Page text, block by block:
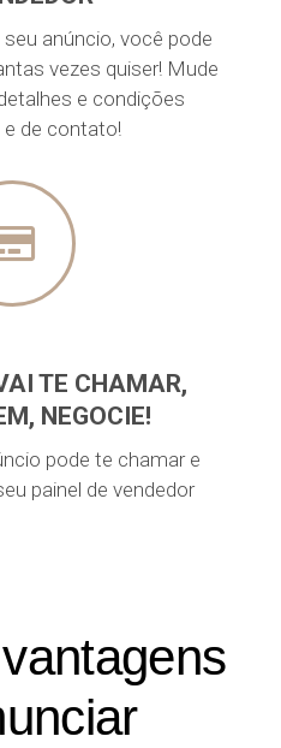
anúncio, você pode
vezes quiser! Mude
e condições
de contato!
TE CHAMAR,
NEGOCIE!
pode te chamar e
painel de vendedor